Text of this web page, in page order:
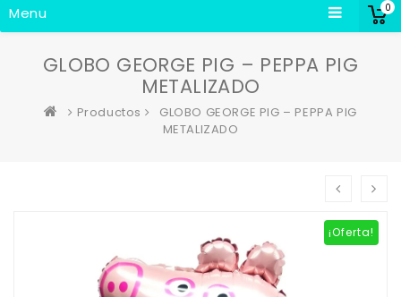
0
Menu
GLOBO GEORGE PIG – PEPPA PIG
METALIZADO
Productos
GLOBO GEORGE PIG – PEPPA PIG
METALIZADO
¡Oferta!